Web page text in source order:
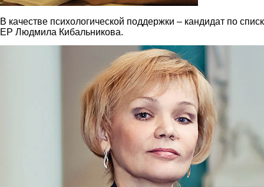
В качестве психологической поддержки – кандидат по
ЕР Людмила Кибальникова.
5f1a20a0b6bde1e3d39920c8898e9da3.jpg